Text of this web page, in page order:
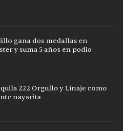
gana dos medallas en
y suma 5 años en podio
222 Orgullo y Linaje como
nayarita